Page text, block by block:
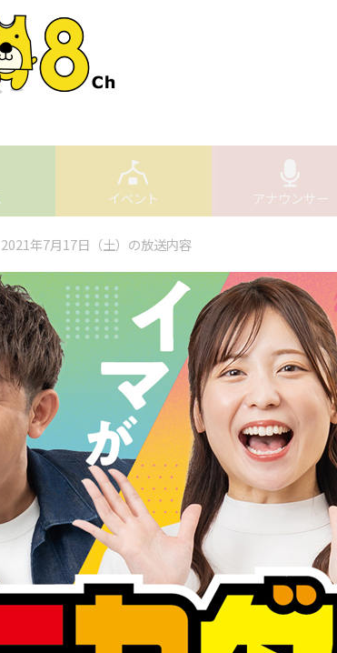
イベント アナウンサー
年7月17日（土）の放送内容